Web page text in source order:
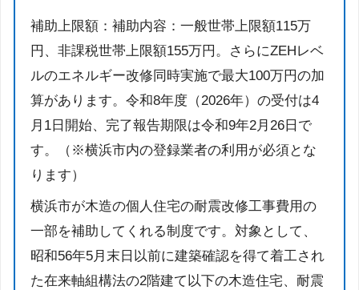
補助上限額：補助内容：一般世帯上限額115万
円、非課税世帯上限額155万円。さらにZEHレベ
ルのエネルギー改修同時実施で最大100万円の加
算があります。令和8年度（2026年）の受付は4
月1日開始、完了報告期限は令和9年2月26日で
す。（※横浜市内の登録業者の利用が必須とな
ります）
横浜市が木造の個人住宅の耐震改修工事費用の
一部を補助してくれる制度です。対象として、
昭和56年5月末日以前に建築確認を得て着工され
た在来軸組構法の2階建て以下の木造住宅、耐震